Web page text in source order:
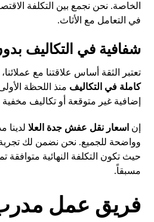
الخاصة. نحن نجمع بين التكلفة
في التعامل مع الأثاث.
شفافية في التكاليف
تعتبر الثقة أساس علاقتنا مع
كاملة في التكاليف منذ اللحظة
إضافية غير متوقعة أو تكاليف
إن اسعار نقل عفش جدة العلا لدينا
وواضحة للجميع. نحن نضمن لك
حيث تكون التكلفة النهائية متوافقة
مسبقاً.
فريق عمل